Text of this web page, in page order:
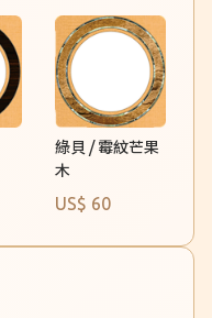
綠貝 / 霉紋芒果
木
US$ 60